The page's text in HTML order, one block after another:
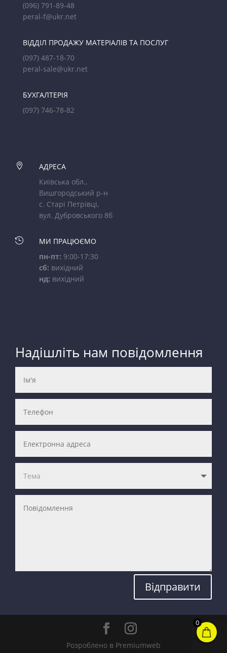
(096) 791-89-48
peral-f@ukr.net
ВІДДІЛ ПРОДАЖУ МАТЕРІАЛІВ ТА ПОСЛУГ
(097) 487-18-70
peral-sale@ukr.net
БУХГАЛТЕРІЯ
(097) 746-78-82

АДРЕСА
Київська обл.,
Вишгородський р-н
с. Старі Петрівці,
вул. Дубровського 8б

МИ ПРАЦЮЄМО
пн-пт: 9:00-17:30
сб: вихідний
нд: вихідний
Надішліть нам повідомлення
Відправити
Розроблено в Premiumweb
0